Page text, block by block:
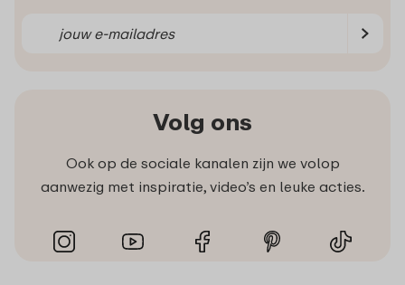
Volg ons
Ook op de sociale kanalen zijn we volop
aanwezig met inspiratie, video’s en leuke acties.